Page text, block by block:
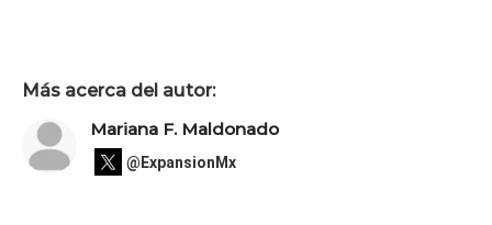
Más acerca del autor:
Mariana F. Maldonado
@ExpansionMx